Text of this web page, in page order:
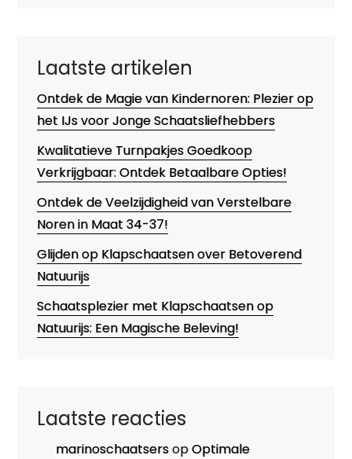
Laatste artikelen
Ontdek de Magie van Kindernoren: Plezier op
het IJs voor Jonge Schaatsliefhebbers
Kwalitatieve Turnpakjes Goedkoop
Verkrijgbaar: Ontdek Betaalbare Opties!
Ontdek de Veelzijdigheid van Verstelbare
Noren in Maat 34-37!
Glijden op Klapschaatsen over Betoverend
Natuurijs
Schaatsplezier met Klapschaatsen op
Natuurijs: Een Magische Beleving!
Laatste reacties
marinoschaatsersopOptimale